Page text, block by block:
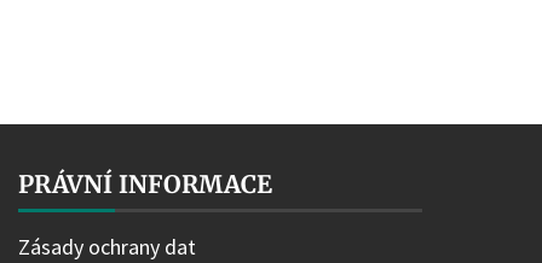
PRÁVNÍ INFORMACE
Zásady ochrany dat